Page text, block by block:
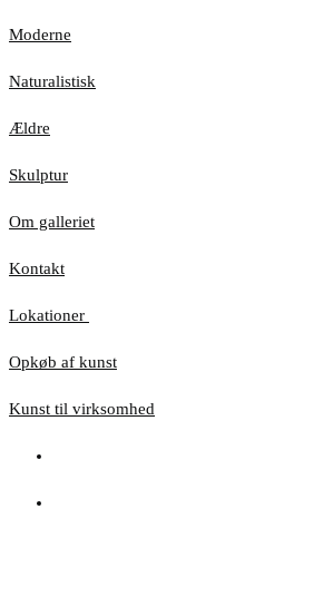
Moderne
Naturalistisk
Ældre
Skulptur
Om galleriet
Kontakt
Lokationer
Opkøb af kunst
Kunst til virksomhed